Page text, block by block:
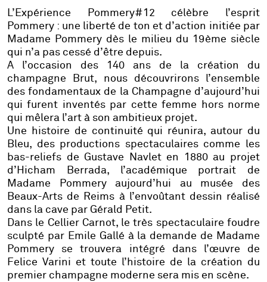
L’Expérience Pommery#12 célèbre l’esprit
Pommery : une liberté de ton et d’action initiée par
Madame Pommery dès le milieu du 19ème siècle
qui n’a pas cessé d’être depuis.
A l’occasion des 140 ans de la création du
champagne Brut, nous découvrirons l’ensemble
des fondamentaux de la Champagne d’aujourd’hui
qui furent inventés par cette femme hors norme
qui mêlera l’art à son ambitieux projet.
Une histoire de continuité qui réunira, autour du
Bleu, des productions spectaculaires comme les
bas-reliefs de Gustave Navlet en 1880 au projet
d’Hicham Berrada, l’académique portrait de
Madame Pommery aujourd’hui au musée des
Beaux-Arts de Reims à l’envoûtant dessin réalisé
dans la cave par Gérald Petit.
Dans le Cellier Carnot, le très spectaculaire foudre
sculpté par Emile Gallé à la demande de Madame
Pommery se trouvera intégré dans l’œuvre de
Felice Varini et toute l’histoire de la création du
premier champagne moderne sera mis en scène.